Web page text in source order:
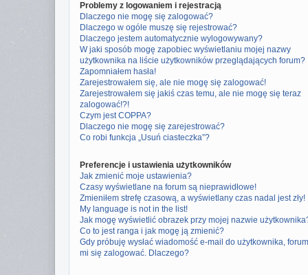
Problemy z logowaniem i rejestracją
Dlaczego nie mogę się zalogować?
Dlaczego w ogóle muszę się rejestrować?
Dlaczego jestem automatycznie wylogowywany?
W jaki sposób mogę zapobiec wyświetlaniu mojej nazwy
użytkownika na liście użytkowników przeglądających forum?
Zapomniałem hasła!
Zarejestrowałem się, ale nie mogę się zalogować!
Zarejestrowałem się jakiś czas temu, ale nie mogę się teraz
zalogować!?!
Czym jest COPPA?
Dlaczego nie mogę się zarejestrować?
Co robi funkcja „Usuń ciasteczka”?
Preferencje i ustawienia użytkowników
Jak zmienić moje ustawienia?
Czasy wyświetlane na forum są nieprawidłowe!
Zmieniłem strefę czasową, a wyświetlany czas nadal jest zły!
My language is not in the list!
Jak mogę wyświetlić obrazek przy mojej nazwie
Co to jest ranga i jak mogę ją zmienić?
Gdy próbuję wysłać wiadomość e-mail do użytkownika,
mi się zalogować. Dlaczego?